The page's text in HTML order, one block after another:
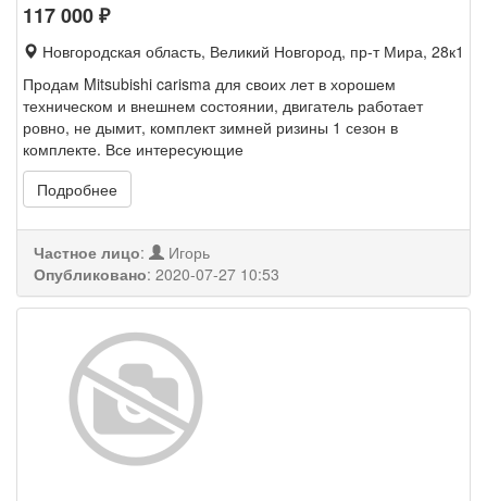
117 000₽
Новгородская область, Великий Новгород, пр-т Мира, 28к1
Продам Mitsubishi carisma для своих лет в хорошем
техническом и внешнем состоянии, двигатель работает
ровно, не дымит, комплект зимней ризины 1 сезон в
комплекте. Все интересующие
Подробнее
Частное лицо:
Игорь
Опубликовано: 2020-07-27 10:53